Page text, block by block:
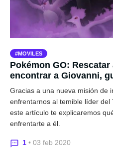
MOVILES
Pokémon GO:
encontrar a Giovanni,
Gracias a una nueva misión de
enfrentarnos al temible líder del
este artículo te explicaremos
enfrentarte a él.
1 • 03 feb 2020